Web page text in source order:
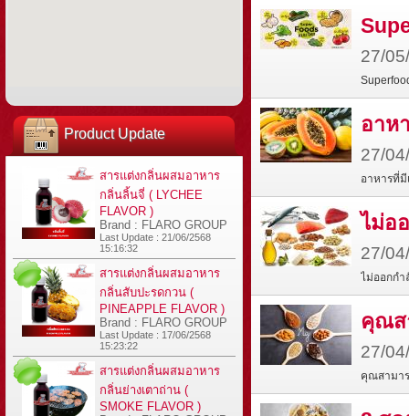
27/
อาห
27/
อาหารที่
ไม่อ
27/
ไม่ออกกำ
คุณส
27/
คุณสามา
Product Update
สารแต่งกลิ่นผสมอาหาร
กลิ่นลิ้นจี่ ( LYCHEE
FLAVOR )
Brand : FLARO GROUP
Last Update : 21/06/2568
15:16:32
สารแต่งกลิ่นผสมอาหาร
กลิ่นสับปะรดกวน (
PINEAPPLE FLAVOR )
Brand : FLARO GROUP
Last Update : 17/06/2568
15:23:22
สารแต่งกลิ่นผสมอาหาร
กลิ่นย่างเตาถ่าน (
SMOKE FLAVOR )